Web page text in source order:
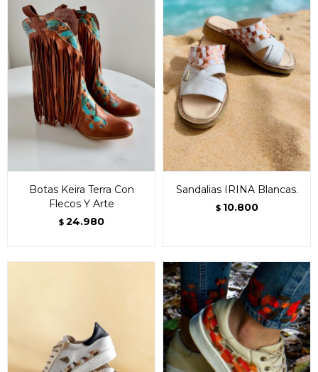
Botas Keira Terra Con
Flecos Y Arte
$ 24.980
Sandalias IRINA Blancas.
$ 10.800